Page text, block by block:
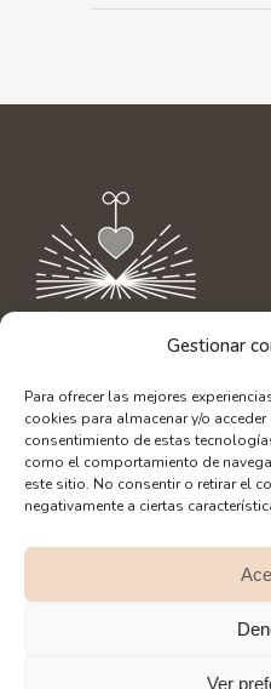
Gestionar
Para ofrecer las mejores
cookies para almacenar y/o
consentimiento de estas
como el comportamiento de
este sitio. No consentir o retirar el
negativamente a ciertas
Ver
Diseño Web: SerLibreMente
Fotografía: Alberto Bacete
SÍGUEME